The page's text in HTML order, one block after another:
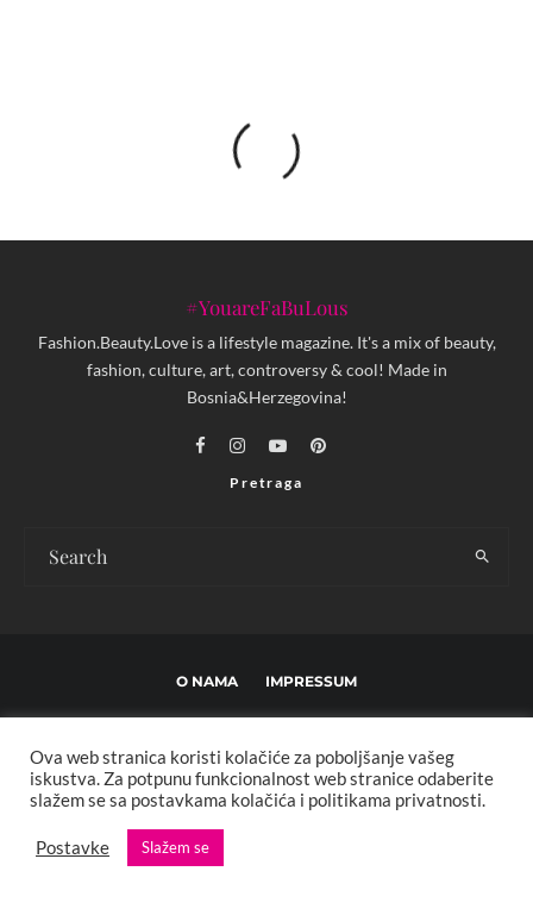
#YouareFaBuLous
Fashion.Beauty.Love is a lifestyle magazine. It's a mix of beauty,
fashion, culture, art, controversy & cool! Made in
Bosnia&Herzegovina!
Pretraga
O NAMA IMPRESSUM
POLITIKA PRIVATNOSTI MARKETING KONTAKT
Copyright © 2013 - 2025 FBL creative. Sva prava zadržana. Developed by:
XStreamThemes
Ova web stranica koristi kolačiće za poboljšanje vašeg
iskustva. Za potpunu funkcionalnost web stranice odaberite
slažem se sa postavkama kolačića i politikama privatnosti.
Postavke Slažem se